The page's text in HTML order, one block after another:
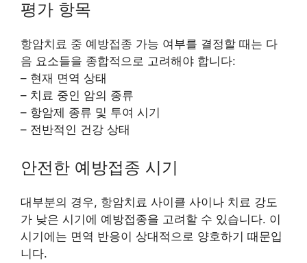
평가 항목
항암치료 중 예방접종 가능 여부를 결정할 때는 다
음 요소들을 종합적으로 고려해야 합니다:
– 현재 면역 상태
– 치료 중인 암의 종류
– 항암제 종류 및 투여 시기
– 전반적인 건강 상태
안전한 예방접종 시기
대부분의 경우, 항암치료 사이클 사이나 치료 강도
가 낮은 시기에 예방접종을 고려할 수 있습니다. 이
시기에는 면역 반응이 상대적으로 양호하기 때문입
니다.